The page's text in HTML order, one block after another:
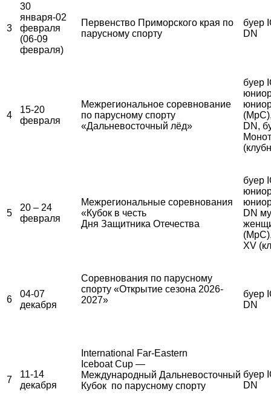
3
30
января-02
февраля
(06-09
февраля)
Первенство Приморского края по
парусному спорту
буер
DN
4
15-20
февраля
Межрегиональное соревнование
по парусному спорту
«Дальневосточный лёд»
буер
DN,
5
20 – 24
февраля
Межрегиональные соревнования
«Кубок в честь
Дня Защитника Отечества
буер
DN
XV
6
04-07
декабря
Соревнования по парусному
спорту «Открытие сезона 2026-
2027»
буер
DN
7
11-14
декабря
International Far-Eastern
Iceboat Cup —
Международный Дальневосточный
Кубок по парусному спорту
буер
DN